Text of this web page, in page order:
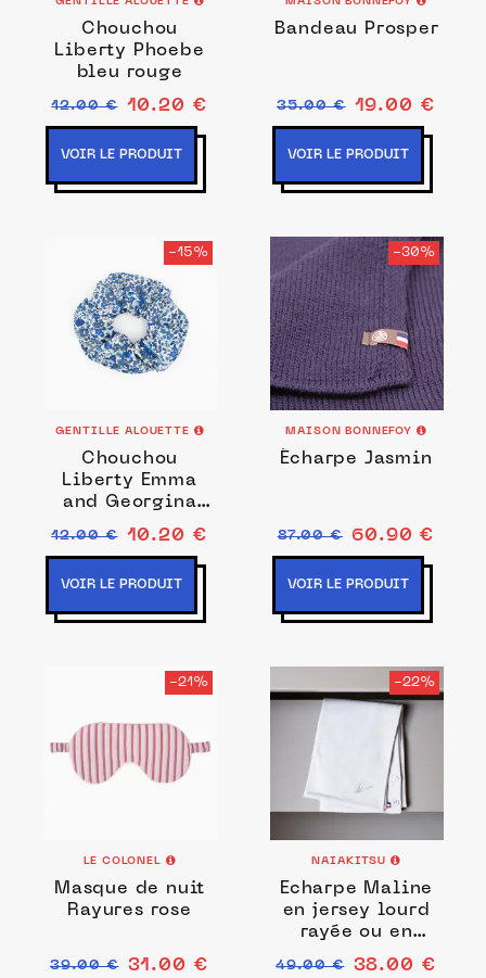
Chouchou
Liberty Phoebe
bleu rouge
12.00 € 10.20 €
VOIR LE PRODUIT
Bandeau Prosper
35.00 € 19.00 €
VOIR LE PRODUIT
-15%
GENTILLE ALOUETTE
Chouchou
Liberty Emma
and Georgina
bleu
12.00 € 10.20 €
VOIR LE PRODUIT
-30%
MAISON BONNEFOY
Écharpe Jasmin
87.00 € 60.90 €
VOIR LE PRODUIT
-21%
LE COLONEL
Masque de nuit
Rayures rose
39.00 € 31.00 €
-22%
NAIAKITSU
Echarpe Maline
en jersey lourd
rayée ou en
Jersey léger Uni
49.00 € 38.00 €